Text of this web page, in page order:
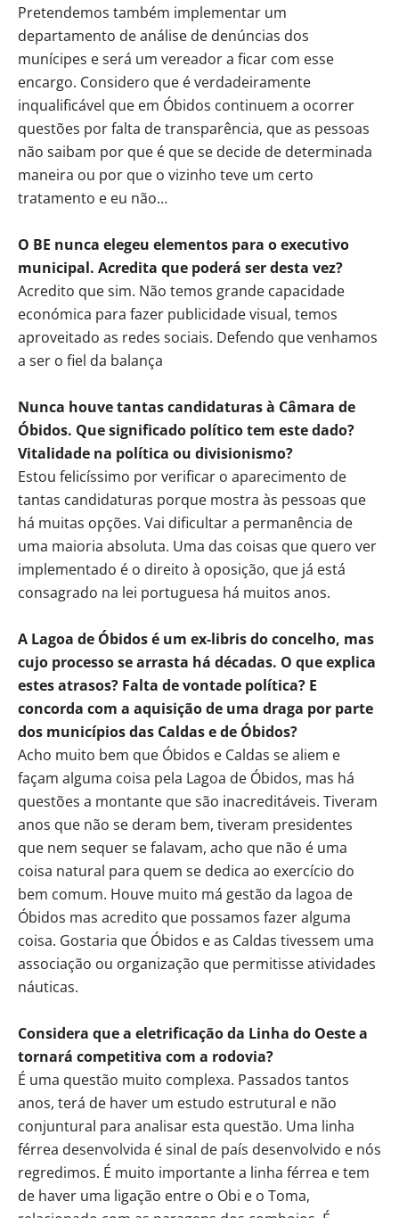
Pretendemos também implementar um
departamento de análise de denúncias dos
munícipes e será um vereador a ficar com esse
encargo. Considero que é verdadeiramente
inqualificável que em Óbidos continuem a ocorrer
questões por falta de transparência, que as pessoas
não saibam por que é que se decide de determinada
maneira ou por que o vizinho teve um certo
tratamento e eu não…
O BE nunca elegeu elementos para o executivo
municipal. Acredita que poderá ser desta vez?
Acredito que sim. Não temos grande capacidade
económica para fazer publicidade visual, temos
aproveitado as redes sociais. Defendo que venhamos
a ser o fiel da balança
Nunca houve tantas candidaturas à Câmara de
Óbidos. Que significado político tem este dado?
Vitalidade na política ou divisionismo?
Estou felicíssimo por verificar o aparecimento de
tantas candidaturas porque mostra às pessoas que
há muitas opções. Vai dificultar a permanência de
uma maioria absoluta. Uma das coisas que quero ver
implementado é o direito à oposição, que já está
consagrado na lei portuguesa há muitos anos.
A Lagoa de Óbidos é um ex-libris do concelho, mas
cujo processo se arrasta há décadas. O que explica
estes atrasos? Falta de vontade política? E
concorda com a aquisição de uma draga por parte
dos municípios das Caldas e de Óbidos?
Acho muito bem que Óbidos e Caldas se aliem e
façam alguma coisa pela Lagoa de Óbidos, mas há
questões a montante que são inacreditáveis. Tiveram
anos que não se deram bem, tiveram presidentes
que nem sequer se falavam, acho que não é uma
coisa natural para quem se dedica ao exercício do
bem comum. Houve muito má gestão da lagoa de
Óbidos mas acredito que possamos fazer alguma
coisa. Gostaria que Óbidos e as Caldas tivessem uma
associação ou organização que permitisse atividades
náuticas.
Considera que a eletrificação da Linha do Oeste a
tornará competitiva com a rodovia?
É uma questão muito complexa. Passados tantos
anos, terá de haver um estudo estrutural e não
conjuntural para analisar esta questão. Uma linha
férrea desenvolvida é sinal de país desenvolvido e nós
regredimos. É muito importante a linha férrea e tem
de haver uma ligação entre o Obi e o Toma,